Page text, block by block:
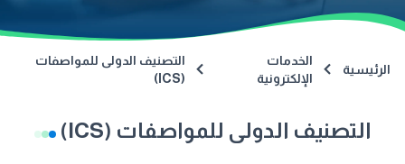
الرئيسية
الخدمات
الإلكترونية
التصنيف الدولى للمواصفات
(ICS)
التصنيف الدولى للمواصفات (ICS)